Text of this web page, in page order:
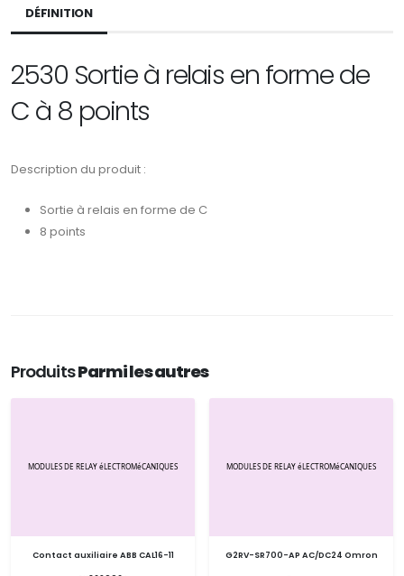
DÉFINITION
2530 Sortie à relais en forme de
C à 8 points
Description du produit :
Sortie à relais en forme de C
8 points
ProduitsParmi les autres
Contact auxiliaire ABB CAL16-11
G2RV-SR700-AP AC/DC24 Omron